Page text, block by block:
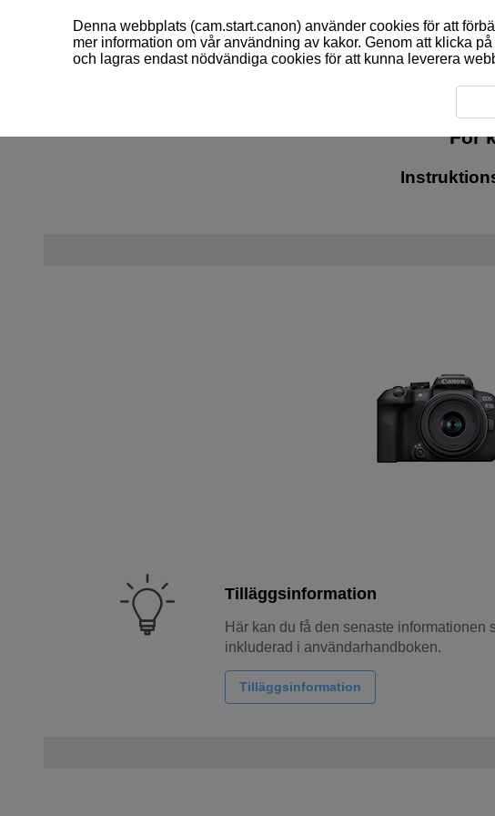
För
Tilläggsinformation
Här kan du få den senaste informationen
inkluderad i användarhandboken.
Tilläggsinformation
Denna webbplats (cam.start.canon) använder cookies för att
mer information om vår användning av kakor. Genom att klicka på
och lagras endast nödvändiga cookies för att kunna leverera